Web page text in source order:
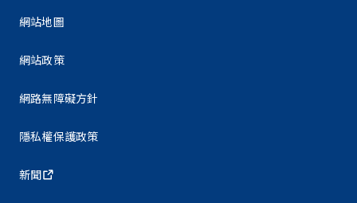
網站地圖
網站政策
網路無障礙方針
隱私權保護政策
新聞